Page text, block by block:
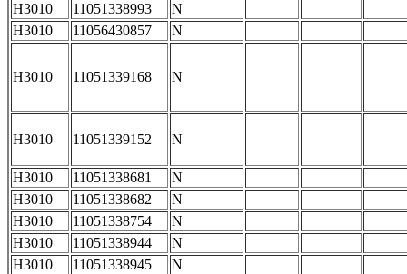
H3010
11051338993
N
H3010
11056430857 N
H3010 11051339168 N
H3010 11051339152 N
H3010 11051338681
N
H3010
11051338682
N
H3010
11051338754
N
H3010
11051338944
N
H3010
11051338945
N